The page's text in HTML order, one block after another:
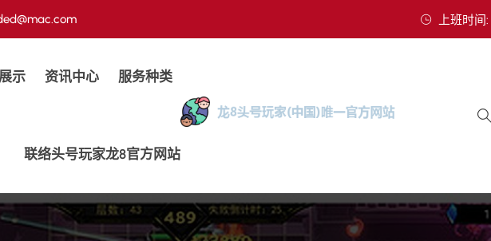
上班时间
示 资讯中心 服务种类
联络头号玩家龙8官方网站